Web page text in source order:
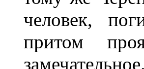
человек,
притом